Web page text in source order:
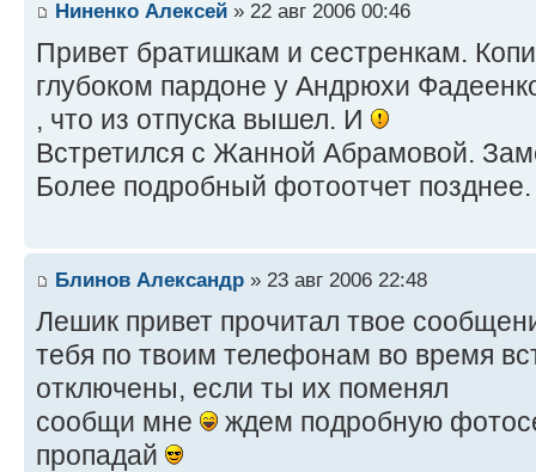
Ниненко Алексей » 22 авг 2006 00:46
Привет братишкам и сестренкам.
глубоком пардоне у Андрюхи
, что из отпуска вышел. И
Встретился с Жанной Абрамовой.
Более подробный фотоотчет позднее.
Блинов Александр » 23 авг 2006 22:48
Лешик привет прочитал твое
тебя по твоим телефонам во время
отключены, если ты их поменял
сообщи мне
ждем подробную
пропадай